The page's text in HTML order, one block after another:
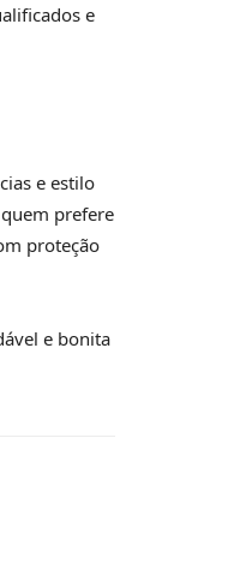
e
e estilo
prefere
proteção
e bonita